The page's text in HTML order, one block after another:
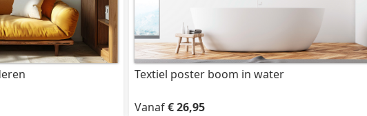
Textiel poster boom in water
Vanaf€ 26,95